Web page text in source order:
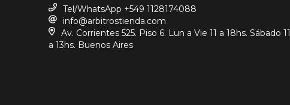
Tel/WhatsApp +549 1128174088
info@arbitrostienda.com
Av. Corrientes 525. Piso 6. Lun a Vie 11 a 18hs. Sábado 11
a 13hs. Buenos Aires